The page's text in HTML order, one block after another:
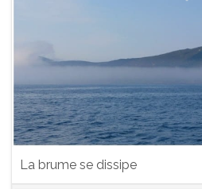
La brume se dissipe